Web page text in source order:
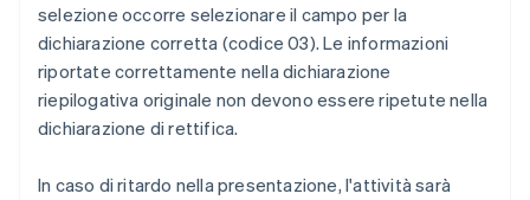
selezione occorre selezionare il campo per la
dichiarazione corretta (codice 03). Le informazioni
riportate correttamente nella dichiarazione
riepilogativa originale non devono essere ripetute nella
dichiarazione di rettifica.
In caso di ritardo nella presentazione, l'attività sarà